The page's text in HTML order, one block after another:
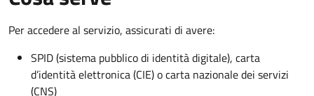
Per accedere al servizio, assicurati di avere:
SPID (sistema pubblico di identità digitale), carta
d’identità elettronica (CIE) o carta nazionale dei servizi
(CNS)